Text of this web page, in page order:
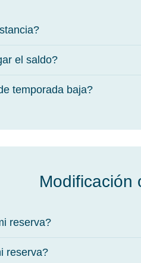
el saldo?
temporada baja?
Modificación
reserva?
reserva?